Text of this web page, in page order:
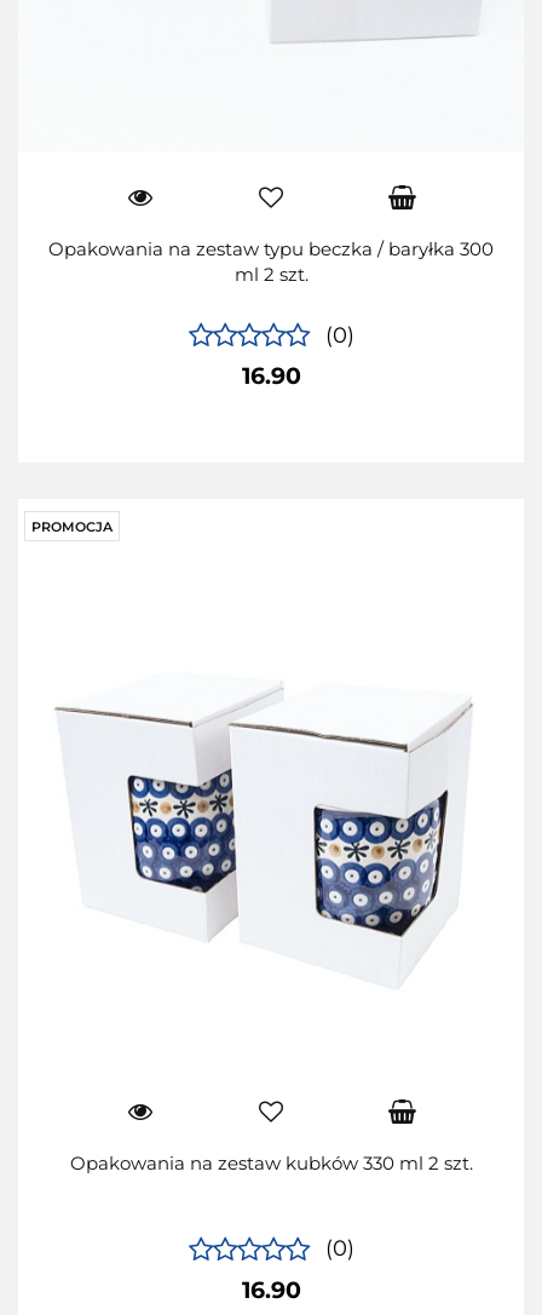
Opakowania na zestaw typu beczka / baryłka 300
ml 2 szt.
(0)
16.90
PROMOCJA
Opakowania na zestaw kubków 330 ml 2 szt.
(0)
16.90